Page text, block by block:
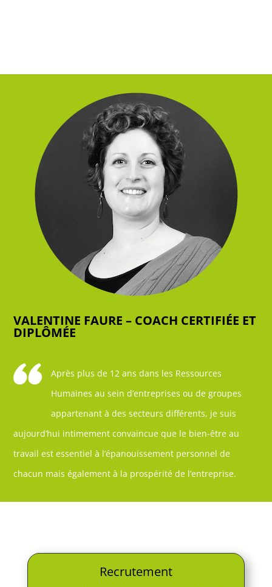
VALENTINE FAURE – COACH CERTIFIÉE ET
DIPLÔMÉE
Après plus de 12 ans dans les Ressources
Humaines au sein d’entreprises ou de groupes
appartenant à des secteurs différents, je suis
aujourd’hui intimement convaincue que le bien-être au
travail est essentiel à l’épanouissement personnel de
chacun mais également à la prospérité de l’entreprise.
Recrutement